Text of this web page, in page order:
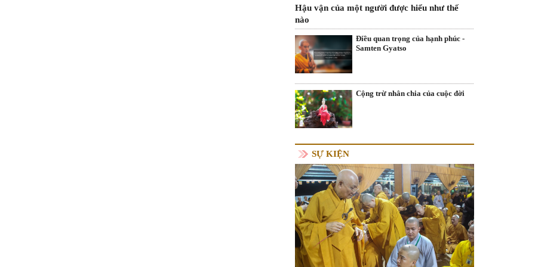
Hậu vận của một người được hiểu như thế
nào
Điều quan trọng của hạnh phúc -
Samten Gyatso
Cộng trừ nhân chia của cuộc đời
SỰ KIỆN